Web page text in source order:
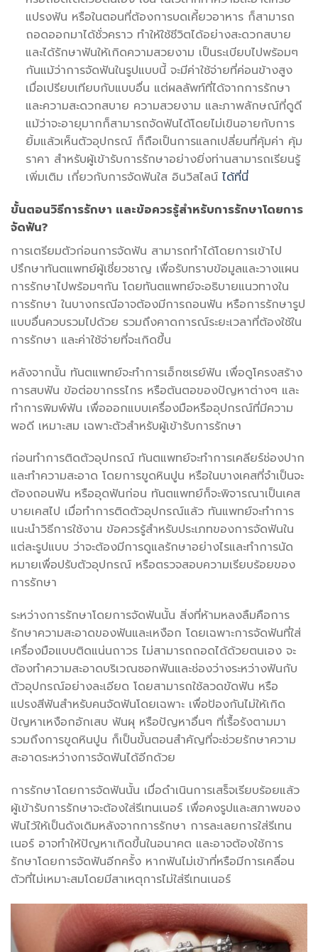
แปรงฟัน หรือในตอนที่ต้องการบดเคี้ยวอาหาร ก็สามารถ
ถอดออกมาได้ชั่วคราว ทำให้ใช้ชีวิตได้อย่างสะดวกสบาย
และได้รักษาฟันให้เกิดความสวยงาม เป็นระเบียบไปพร้อมๆ
กันแม้ว่าการจัดฟันในรูปแบบนี้ จะมีค่าใช้จ่ายที่ค่อนข้างสูง
เมื่อเปรียบเทียบกับแบบอื่น แต่ผลลัพท์ที่ได้จากการรักษา
และความสะดวกสบาย ความสวยงาม และภาพลักษณ์ที่ดูดี
แม้ว่าจะอายุมากก็สามารถจัดฟันได้โดยไม่เขินอายกับการ
ยิ้มแล้วเห็นตัวอุปกรณ์ ก็ถือเป็นการแลกเปลี่ยนที่คุ้มค่า คุ้ม
ราคา สำหรับผู้เข้ารับการรักษาอย่างยิ่งท่านสามารถเรียนรู้
เพิ่มเติม เกี่ยวกับการจัดฟันใส อินวิสไลน์ ได้ที่นี่
ขั้นตอนวิธีการรักษา และข้อควรรู้สำหรับการรักษาโดยการ
จัดฟัน?
การเตรียมตัวก่อนการจัดฟัน สามารถทำได้โดยการเข้าไป
ปรึกษาทันตแพทย์ผู้เชี่ยวชาญ เพื่อรับทราบข้อมูลและวางแผน
การรักษาไปพร้อมๆกัน โดยทันตแพทย์จะอธิบายแนวทางใน
การรักษา ในบางกรณีอาจต้องมีการถอนฟัน หรือการรักษารูป
แบบอื่นควบรวมไปด้วย รวมถึงคาดการณ์ระยะเวลาที่ต้องใช้ใน
การรักษา และค่าใช้จ่ายที่จะเกิดขึ้น
หลังจากนั้น ทันตแพทย์จะทำการเอ็กซเรย์ฟัน เพื่อดูโครงสร้าง
การสบฟัน ข้อต่อขากรรไกร หรือต้นตอของปัญหาต่างๆ และ
ทำการพิมพ์ฟัน เพื่อออกแบบเครื่องมือหรืออุปกรณ์ที่มีความ
พอดี เหมาะสม เฉพาะตัวสำหรับผู้เข้ารับการรักษา
ก่อนทำการติดตัวอุปกรณ์ ทันตแพทย์จะทำการเคลียร์ช่องปาก
และทำความสะอาด โดยการขูดหินปูน หรือในบางเคสที่จำเป็นจะ
ต้องถอนฟัน หรืออุดฟันก่อน ทันตแพทย์ก็จะพิจารณาเป็นเคส
บายเคสไป เมื่อทำการติดตัวอุปกรณ์แล้ว ทันแพทย์จะทำการ
แนะนำวิธีการใช้งาน ข้อควรรู้สำหรับประเภทของการจัดฟันใน
แต่ละรูปแบบ ว่าจะต้องมีการดูแลรักษาอย่างไรและทำการนัด
หมายเพื่อปรับตัวอุปกรณ์ หรือตรวจสอบความเรียบร้อยของ
การรักษา
ระหว่างการรักษาโดยการจัดฟันนั้น สิ่งที่ห้ามหลงลืมคือการ
รักษาความสะอาดของฟันและเหงือก โดยเฉพาะการจัดฟันที่ใส่
เครื่องมือแบบติดแน่นถาวร ไม่สามารถถอดได้ด้วยตนเอง จะ
ต้องทำความสะอาดบริเวณซอกฟันและช่องว่างระหว่างฟันกับ
ตัวอุปกรณ์อย่างละเอียด โดยสามารถใช้ลวดขัดฟัน หรือ
แปรงสีฟันสำหรับคนจัดฟันโดยเฉพาะ เพื่อป้องกันไม่ให้เกิด
ปัญหาเหงือกอักเสบ ฟันผุ หรือปัญหาอื่นๆ ที่เรื้อรังตามมา
รวมถึงการขูดหินปูน ก็เป็นขั้นตอนสำคัญที่จะช่วยรักษาความ
สะอาดระหว่างการจัดฟันได้อีกด้วย
การรักษาโดยการจัดฟันนั้น เมื่อดำเนินการเสร็จเรียบร้อยแล้ว
ผู้เข้ารับการรักษาจะต้องใส่รีเทนเนอร์ เพื่อคงรูปและสภาพของ
ฟันไว้ให้เป็นดังเดิมหลังจากการรักษา การละเลยการใส่รีเทน
เนอร์ อาจทำให้ปัญหาเกิดขึ้นในอนาคต และอาจต้องใช้การ
รักษาโดยการจัดฟันอีกครั้ง หากฟันไม่เข้าที่หรือมีการเคลื่อน
ตัวที่ไม่เหมาะสมโดยมีสาเหตุการไม่ใส่รีเทนเนอร์